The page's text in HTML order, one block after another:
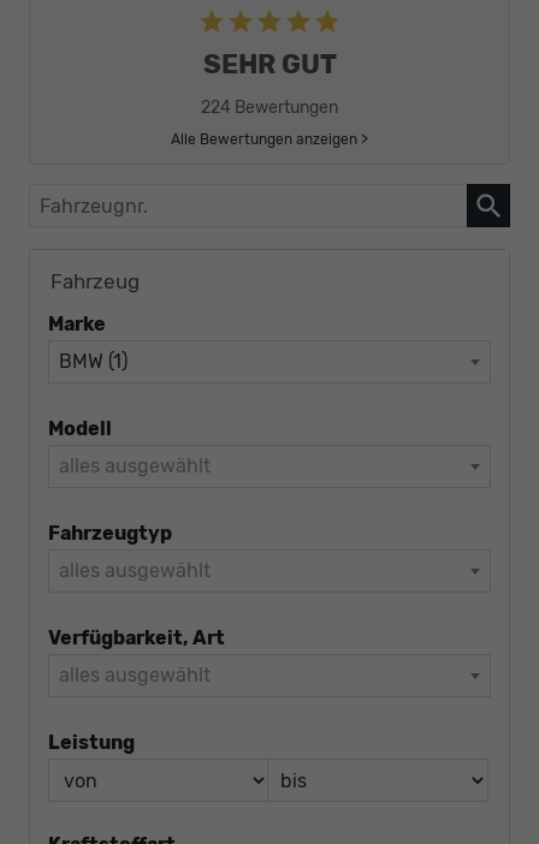
SEHR GUT
224 Bewertungen
Alle Bewertungen anzeigen >
Fahrzeugnr.
Fahrzeug
Marke
BMW (1)
Modell
alles ausgewählt
Fahrzeugtyp
alles ausgewählt
Verfügbarkeit, Art
alles ausgewählt
Leistung